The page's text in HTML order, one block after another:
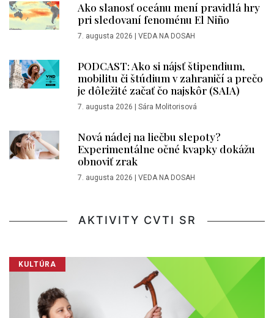
Ako slanosť oceánu mení pravidlá hry
pri sledovaní fenoménu El Niño
7. augusta 2026 VEDA NA DOSAH
PODCAST: Ako si nájsť štipendium,
mobilitu či štúdium v zahraničí a prečo
je dôležité začať čo najskôr (SAIA)
7. augusta 2026 Sára Molitorisová
Nová nádej na liečbu slepoty?
Experimentálne očné kvapky dokážu
obnoviť zrak
7. augusta 2026 VEDA NA DOSAH
AKTIVITY CVTI SR
KULTÚRA